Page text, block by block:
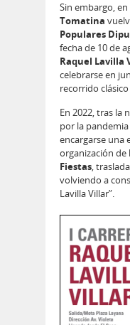
Sin embargo, en
Tomatina
Populares
fecha de 10 de
Raquel Lavilla
celebrarse en
recorrido
En 2022, tras la
por la
encargarse una
organización de
Fiestas,
volviendo a
Lavilla Villar”.